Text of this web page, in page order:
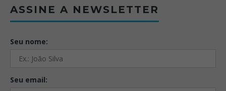
ASSINE A NEWSLETTER
Seu nome:
Seu email: